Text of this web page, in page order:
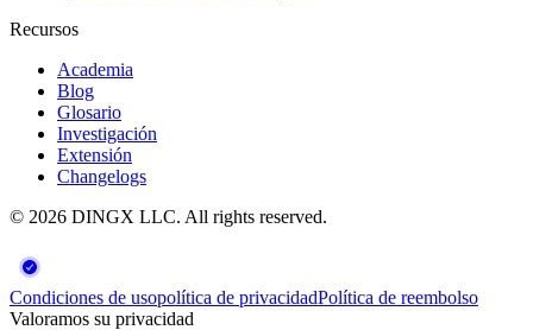
Recursos
Academia
Blog
Glosario
Investigación
Extensión
Changelogs
© 2026 DINGX LLC. All rights reserved.
Condiciones de usopolítica de privacidadPolítica de reembolso
Valoramos su privacidad